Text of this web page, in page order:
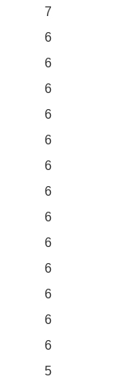
7
6
6
6
6
6
6
6
6
6
6
6
6
6
5